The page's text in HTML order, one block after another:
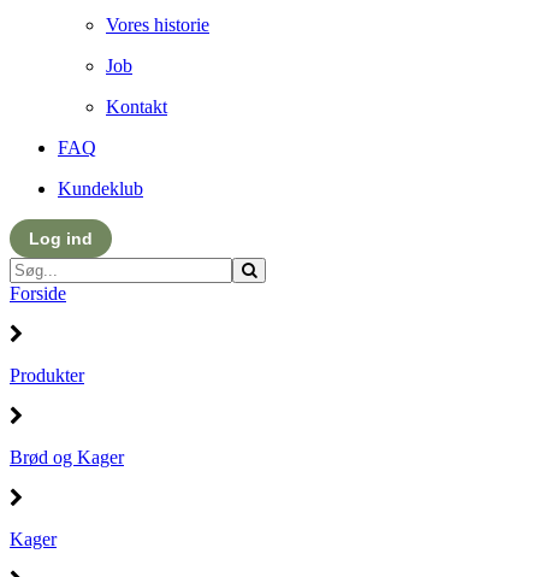
Vores historie
Job
Kontakt
FAQ
Kundeklub
Log ind
Forside
Produkter
Brød og Kager
Kager